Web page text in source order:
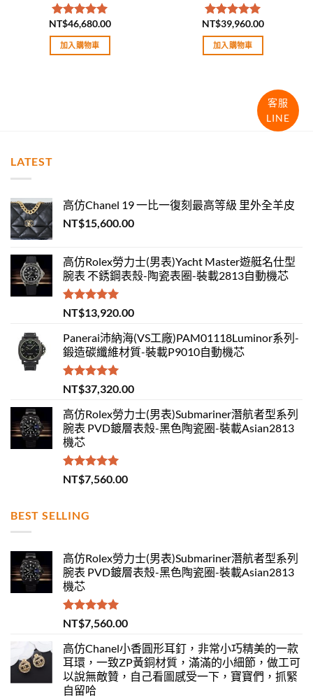
評分5.00
滿分 5
NT$46,680.00
加入購物車
評分5.00
滿分 5
NT$39,960.00
加入購物車
LATEST
高仿Chanel 19 一比一復刻最高等級 里外全羊皮
NT$15,600.00
高仿Rolex勞力士(男表)Yacht Master遊艇名仕型
腕表 不銹鋼表殼-陶瓷表圈-裝載2813自動機芯
評分5.00
滿分 5
NT$13,920.00
Panerai沛納海(VS工廠)PAM01118Luminor系列-
鍛造碳纖維材質-裝載P9010自動機芯
評分5.00
滿分 5
NT$37,320.00
高仿Rolex勞力士(男表)Submariner潛航者型系列
腕表 PVD鍍層表殼-黑色陶瓷圈-裝載Asian2813
機芯
評分 5.00
滿分 5
NT$7,560.00
BEST SELLING
高仿Rolex勞力士(男表)Submariner潛航者型系列
腕表 PVD鍍層表殼-黑色陶瓷圈-裝載Asian2813
機芯
評分 5.00
滿分 5
NT$7,560.00
高仿Chanel小香圓形耳釘，非常小巧精美的一款
耳環，一致ZP黃銅材質，滿滿的小細節，做工可
以說無敵贊，自己看圖感受一下，寶寶們，抓緊
自留哈
客服
LINE